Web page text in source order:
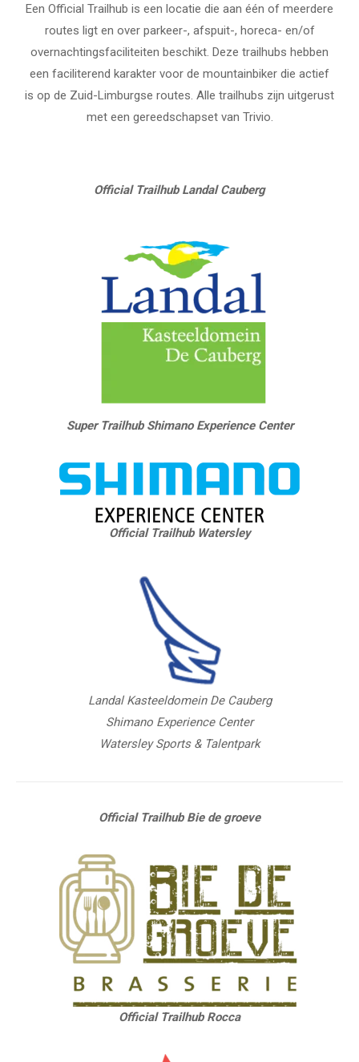
Een Official Trailhub is een locatie die aan één of meerdere
routes ligt en over parkeer-, afspuit-, horeca- en/of
overnachtingsfaciliteiten beschikt. Deze trailhubs hebben
een faciliterend karakter voor de mountainbiker die actief
is op de Zuid-Limburgse routes. Alle trailhubs zijn uitgerust
met een gereedschapset van Trivio.
Official Trailhub Landal Cauberg
Super Trailhub Shimano Experience Center
Official Trailhub Watersley
Landal Kasteeldomein De Cauberg
Shimano Experience Center
Watersley Sports & Talentpark
Official Trailhub Bie de groeve
Official Trailhub Rocca